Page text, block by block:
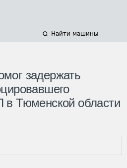
Найти машины
задержать
в Тюменской области